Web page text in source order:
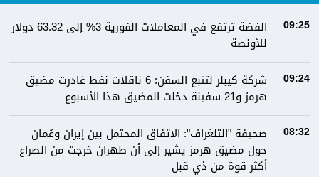
09:25
الفضة ترتفع في المعاملات الفورية 3% إلى 63.32 دولار
للأونصة
09:24
شركة كيبلر لتتبع السفن: 6 ناقلات نفط غادرت مضيق
هرمز و21 سفينة دخلت المضيق هذا الأسبوع
08:32
صحيفة "التلغراف": الاتفاق المحتمل بين إيران وعُمان
حول مضيق هرمز يشير إلى أن طهران خرجت من الصراع
أكثر قوة من ذي قبل